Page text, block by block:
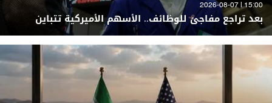
15:00 | 2026-08-07
بعد تراجع مفاجئ للوظائف.. الأسهم الأميركية تتباين